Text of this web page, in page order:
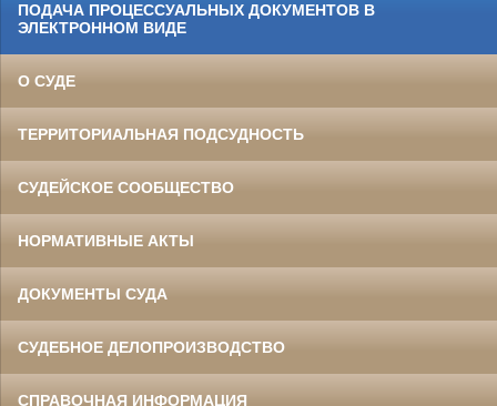
ПОДАЧА ПРОЦЕССУАЛЬНЫХ ДОКУМЕНТОВ В
ЭЛЕКТРОННОМ ВИДЕ
О СУДЕ
ТЕРРИТОРИАЛЬНАЯ ПОДСУДНОСТЬ
СУДЕЙСКОЕ СООБЩЕСТВО
НОРМАТИВНЫЕ АКТЫ
ДОКУМЕНТЫ СУДА
СУДЕБНОЕ ДЕЛОПРОИЗВОДСТВО
СПРАВОЧНАЯ ИНФОРМАЦИЯ